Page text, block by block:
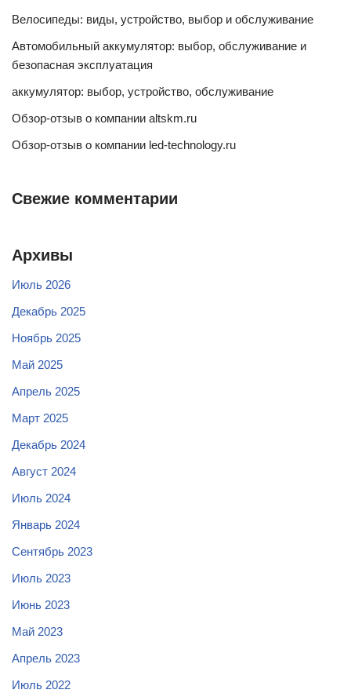
Велосипеды: виды, устройство, выбор и обслуживание
Автомобильный аккумулятор: выбор, обслуживание и
безопасная эксплуатация
аккумулятор: выбор, устройство, обслуживание
Обзор-отзыв о компании altskm.ru
Обзор-отзыв о компании led-technology.ru
Свежие комментарии
Архивы
Июль 2026
Декабрь 2025
Ноябрь 2025
Май 2025
Апрель 2025
Март 2025
Декабрь 2024
Август 2024
Июль 2024
Январь 2024
Сентябрь 2023
Июль 2023
Июнь 2023
Май 2023
Апрель 2023
Июль 2022